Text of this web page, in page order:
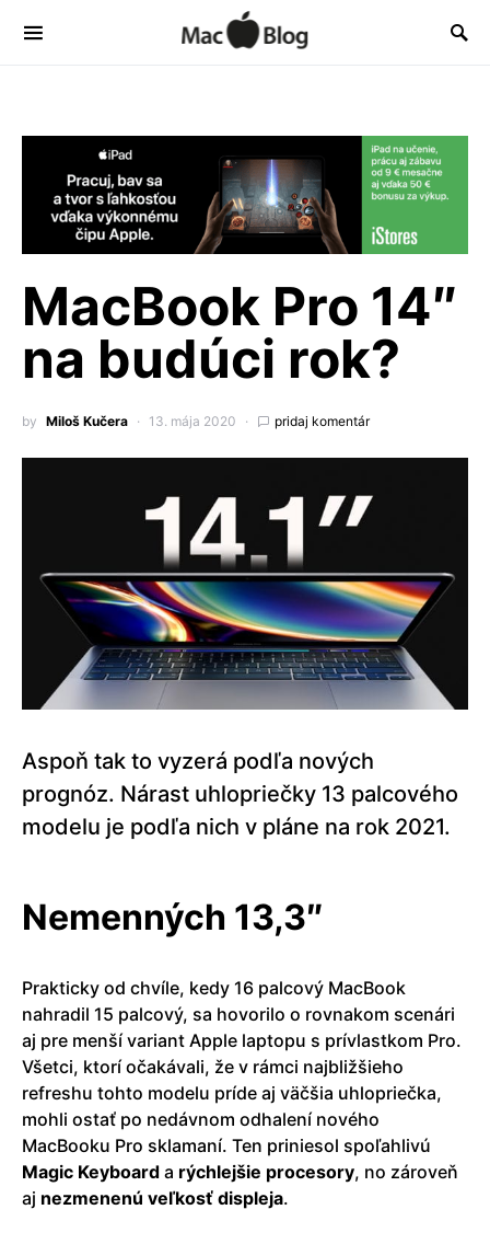
MacBook Pro 14″
na budúci rok?
by Miloš Kučera 13. mája 2020 pridaj komentár
Aspoň tak to vyzerá podľa nových
prognóz. Nárast uhlopriečky 13 palcového
modelu je podľa nich v pláne na rok 2021.
Nemenných 13,3″
Prakticky od chvíle, kedy 16 palcový MacBook
nahradil 15 palcový, sa hovorilo o rovnakom scenári
aj pre menší variant Apple laptopu s prívlastkom Pro.
Všetci, ktorí očakávali, že v rámci najbližšieho
refreshu tohto modelu príde aj väčšia uhlopriečka,
mohli ostať po nedávnom odhalení nového
MacBooku Pro sklamaní. Ten priniesol spoľahlivú
Magic Keyboard a rýchlejšie procesory, no zároveň
aj nezmenenú veľkosť displeja.